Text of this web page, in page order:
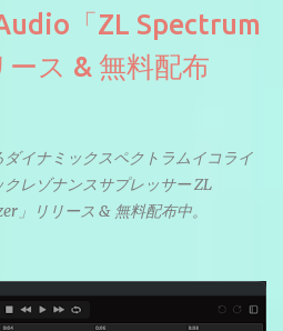
「ZL Spectrum
ス & 無料配布
イナミックスペクトラムイコライ
レゾナンスサプレッサー ZL
」リリース & 無料配布中。